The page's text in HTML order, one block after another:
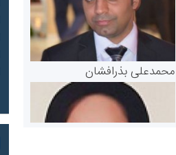
محمدعلی بذرافشان